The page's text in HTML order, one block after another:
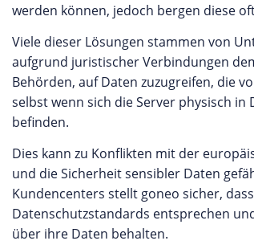
werden können, jedoch bergen diese
Viele dieser Lösungen stammen von
aufgrund juristischer Verbindungen
Behörden, auf Daten zuzugreifen, die
selbst wenn sich die Server physisch
befinden.
Dies kann zu Konflikten mit der
und die Sicherheit sensibler Daten
Kundencenters stellt goneo sicher,
Datenschutzstandards entsprechen
über ihre Daten behalten.